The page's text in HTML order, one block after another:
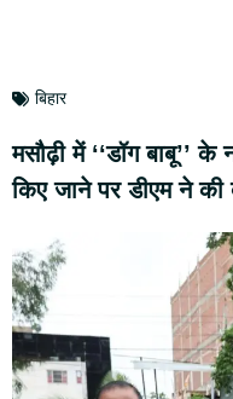
बिहार
मसौढ़ी में ‘‘डॉग बाबू’’
किए जाने पर डीएम ने की